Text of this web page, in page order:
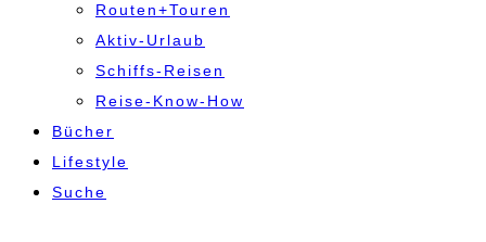
Routen+Touren
Aktiv-Urlaub
Schiffs-Reisen
Reise-Know-How
Bücher
Lifestyle
Suche